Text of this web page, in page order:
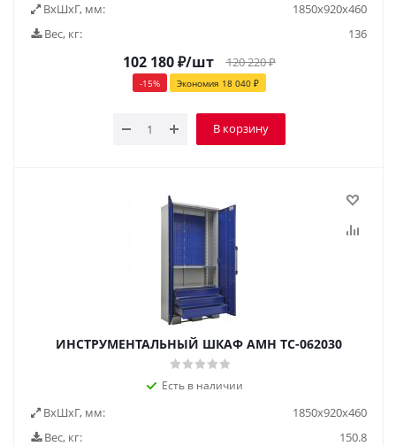
ВxШxГ, мм:
1850x920x460
Вес, кг:
136
102 180₽/шт 120 220₽
-15% Экономия 18 040₽
В корзину
ИНСТРУМЕНТАЛЬНЫЙ ШКАФ AMH TC-062030
Есть в наличии
ВxШxГ, мм:
1850x920x460
Вес, кг:
150.8